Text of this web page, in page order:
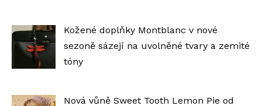
Kožené doplňky Montblanc v nové
sezoně sázejí na uvolněné tvary a zemité
tóny
Nová vůně Sweet Tooth Lemon Pie od